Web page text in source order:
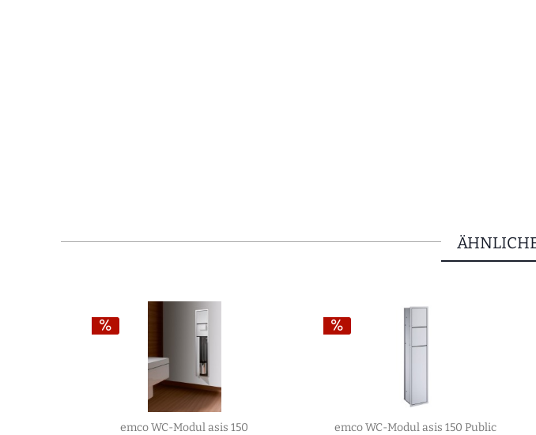
emco WC-Modul asis 150
emco WC-Modul asis 150 Public